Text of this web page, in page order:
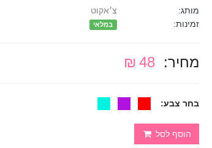
מותג:
צ׳אקוט
זמינות:
במלאי
מחיר: 48 ₪
בחר צבע:
הוסף לסל